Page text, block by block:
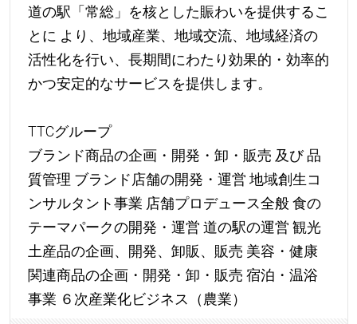
道の駅「常総」を核とした賑わいを提供するこ
とに より、地域産業、地域交流、地域経済の
活性化を行い、長期間にわたり効果的・効率的
かつ安定的なサービスを提供します。
TTCグループ
ブランド商品の企画・開発・卸・販売 及び 品
質管理 ブランド店舗の開発・運営 地域創生コ
ンサルタント事業 店舗プロデュース全般 食の
テーマパークの開発・運営 道の駅の運営 観光
土産品の企画、開発、卸販、販売 美容・健康
関連商品の企画・開発・卸・販売 宿泊・温浴
事業 ６次産業化ビジネス（農業）